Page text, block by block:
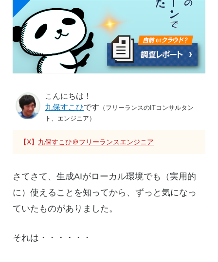
こんにちは！
九保すこひです （フリーランスのITコンサルタン
ト、エンジニア）
【X】 九保すこひ＠フリーランスエンジニア
さてさて、生成AIがローカル環境でも（実用的
に）使えることを知ってから、ずっと気になっ
ていたものがありました。
それは・・・・・・